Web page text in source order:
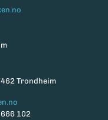
Trondheim
102